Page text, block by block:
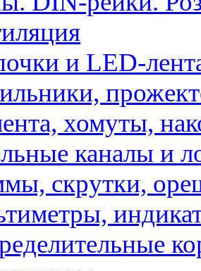
и LED-
хомуты,
каналы и
скрутки,